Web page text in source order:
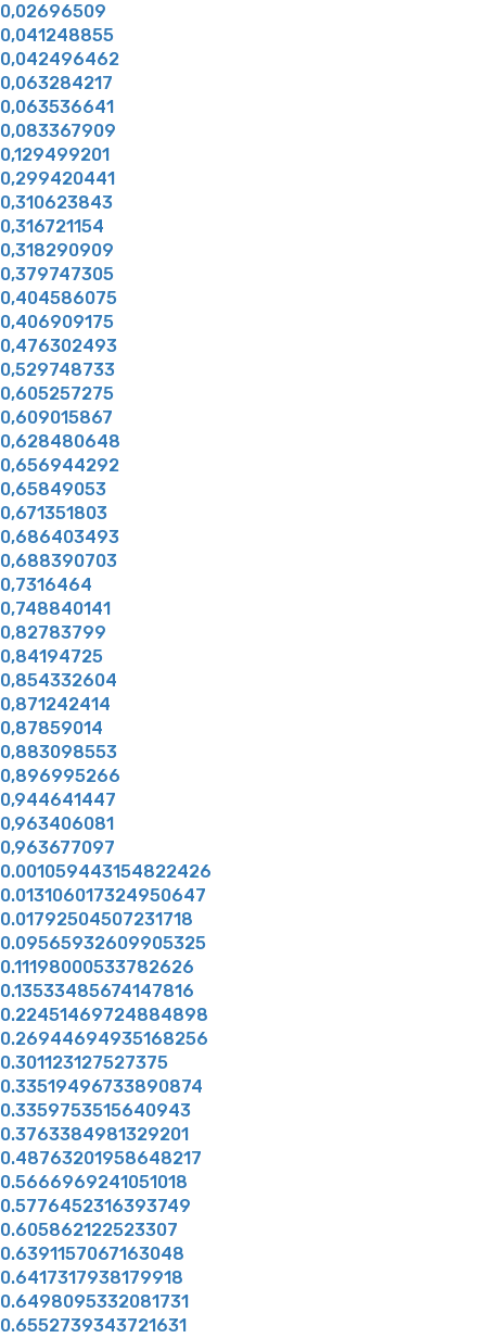
0,02696509
0,041248855
0,042496462
0,063284217
0,063536641
0,083367909
0,129499201
0,299420441
0,310623843
0,316721154
0,318290909
0,379747305
0,404586075
0,406909175
0,476302493
0,529748733
0,605257275
0,609015867
0,628480648
0,656944292
0,65849053
0,671351803
0,686403493
0,688390703
0,7316464
0,748840141
0,82783799
0,84194725
0,854332604
0,871242414
0,87859014
0,883098553
0,896995266
0,944641447
0,963406081
0,963677097
0.001059443154822426
0.013106017324950647
0.01792504507231718
0.09565932609905325
0.11198000533782626
0.13533485674147816
0.22451469724884898
0.26944694935168256
0.301123127527375
0.33519496733890874
0.3359753515640943
0.3763384981329201
0.48763201958648217
0.5666969241051018
0.5776452316393749
0.605862122523307
0.6391157067163048
0.6417317938179918
0.6498095332081731
0.6552739343721631